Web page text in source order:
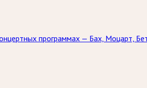
программах — Бах, Моцарт,